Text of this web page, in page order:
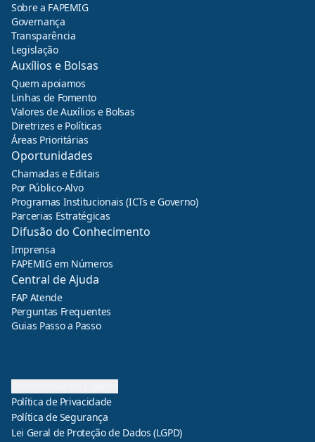
Sobre a FAPEMIG
Governança
Transparência
Legislação
Auxílios e Bolsas
Quem apoiamos
Linhas de Fomento
Valores de Auxílios e Bolsas
Diretrizes e Políticas
Áreas Prioritárias
Oportunidades
Chamadas e Editais
Por Público-Alvo
Programas Institucionais (ICTs e Governo)
Parcerias Estratégicas
Difusão do Conhecimento
Imprensa
FAPEMIG em Números
Central de Ajuda
FAP Atende
Perguntas Frequentes
Guias Passo a Passo
Política de Privacidade
Política de Segurança
Lei Geral de Proteção de Dados (LGPD)